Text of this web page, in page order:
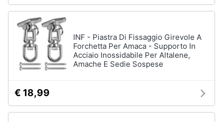
INF - Piastra Di Fissaggio Girevole A
Forchetta Per Amaca - Supporto In
Acciaio Inossidabile Per Altalene,
Amache E Sedie Sospese
€ 18,99